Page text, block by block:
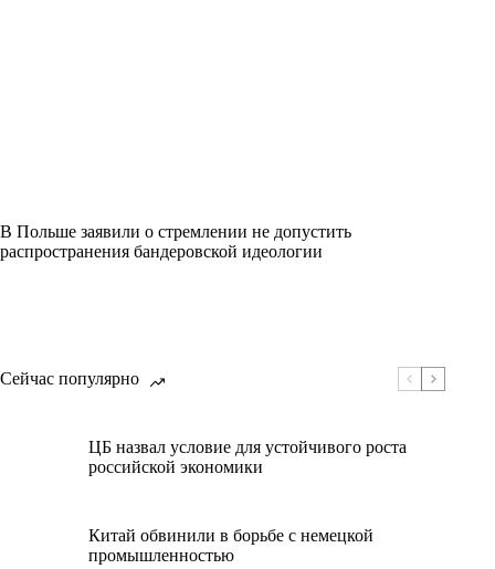
В Польше заявили о стремлении не допустить
распространения бандеровской идеологии
Сейчас популярно
ЦБ назвал условие для устойчивого роста
российской экономики
Китай обвинили в борьбе с немецкой
промышленностью